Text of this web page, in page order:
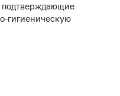
подтверждающие
гигиеническую